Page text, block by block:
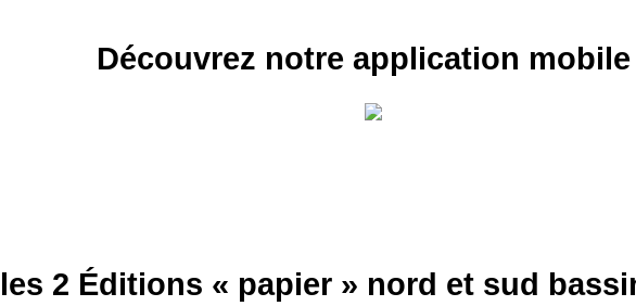
Découvrez notre application mobile
2 Éditions « papier » nord et sud